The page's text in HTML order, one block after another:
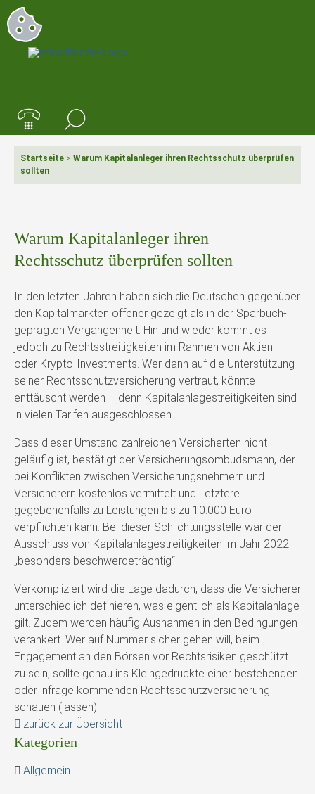
Startseite > Warum Kapitalanleger ihren Rechtsschutz überprüfen
sollten
Warum Kapitalanleger ihren
Rechtsschutz überprüfen sollten
In den letzten Jahren haben sich die Deutschen gegenüber
den Kapitalmärkten offener gezeigt als in der Sparbuch-
geprägten Vergangenheit. Hin und wieder kommt es
jedoch zu Rechtsstreitigkeiten im Rahmen von Aktien-
oder Krypto-Investments. Wer dann auf die Unterstützung
seiner Rechtsschutzversicherung vertraut, könnte
enttäuscht werden – denn Kapitalanlagestreitigkeiten sind
in vielen Tarifen ausgeschlossen.
Dass dieser Umstand zahlreichen Versicherten nicht
geläufig ist, bestätigt der Versicherungsombudsmann, der
bei Konflikten zwischen Versicherungsnehmern und
Versicherern kostenlos vermittelt und Letztere
gegebenenfalls zu Leistungen bis zu 10.000 Euro
verpflichten kann. Bei dieser Schlichtungsstelle war der
Ausschluss von Kapitalanlagestreitigkeiten im Jahr 2022
„besonders beschwerdeträchtig“.
Verkompliziert wird die Lage dadurch, dass die Versicherer
unterschiedlich definieren, was eigentlich als Kapitalanlage
gilt. Zudem werden häufig Ausnahmen in den Bedingungen
verankert. Wer auf Nummer sicher gehen will, beim
Engagement an den Börsen vor Rechtsrisiken geschützt
zu sein, sollte genau ins Kleingedruckte einer bestehenden
oder infrage kommenden Rechtsschutzversicherung
schauen (lassen).
zurück zur Übersicht
Kategorien
Allgemein